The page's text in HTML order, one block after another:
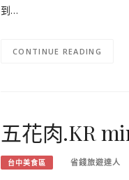
到…
CONTINUE READING
五花肉.KR
台中美食區 省錢旅遊達人